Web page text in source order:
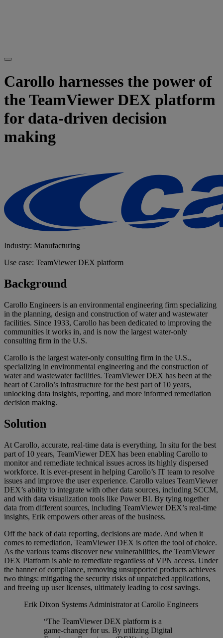
Carollo harnesses the power of
the TeamViewer DEX platform
for data-driven decision
making
Industry: Manufacturing
Use case: TeamViewer DEX platform
Background
Carollo Engineers is an environmental engineering firm specializing
in the planning, design and construction of water and wastewater
facilities. Since 1933, Carollo has been dedicated to improving the
communities it works in, and is now the largest water-only
consulting firm in the U.S.
Carollo is the largest water-only consulting firm in the U.S.,
specializing in environmental engineering and the construction of
water and wastewater facilities. TeamViewer DEX has been at the
heart of Carollo’s infrastructure for the best part of 10 years,
unlocking data insights, reporting, and more informed remediation
decision making.
Solution
At Carollo, accurate, real-time data is everything. In situ for the best
part of 10 years, TeamViewer DEX has been enabling Carollo to
monitor and remediate technical issues across its highly dispersed
workforce. It is ever-present in helping Carollo’s IT team to resolve
issues and improve the user experience. Carollo values TeamViewer
DEX’s ability to integrate with other data sources, including SCCM,
and with data visualization tools like Power BI. By tying together
data from different sources, including TeamViewer DEX’s real-time
insights, Erik empowers other areas of the business.
Off the back of data reporting, decisions are made. And when it
comes to remediation, TeamViewer DEX is often the tool of choice.
As the various teams discover new vulnerabilities, the TeamViewer
DEX Platform is able to remediate regardless of VPN access. Under
the banner of compliance, removing unsupported products achieves
two things: mitigating the security risks of unpatched applications,
and freeing up user licenses, ultimately leading to cost savings.
Erik Dixon Systems Administrator at Carollo Engineers
“The TeamViewer DEX platform is a
game-changer for us. By utilizing Digital